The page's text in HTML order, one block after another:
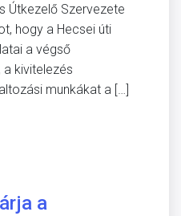
Útkezelő Szervezete
hogy a Hecsei úti
a végső
kivitelezés
munkákat a […]
a